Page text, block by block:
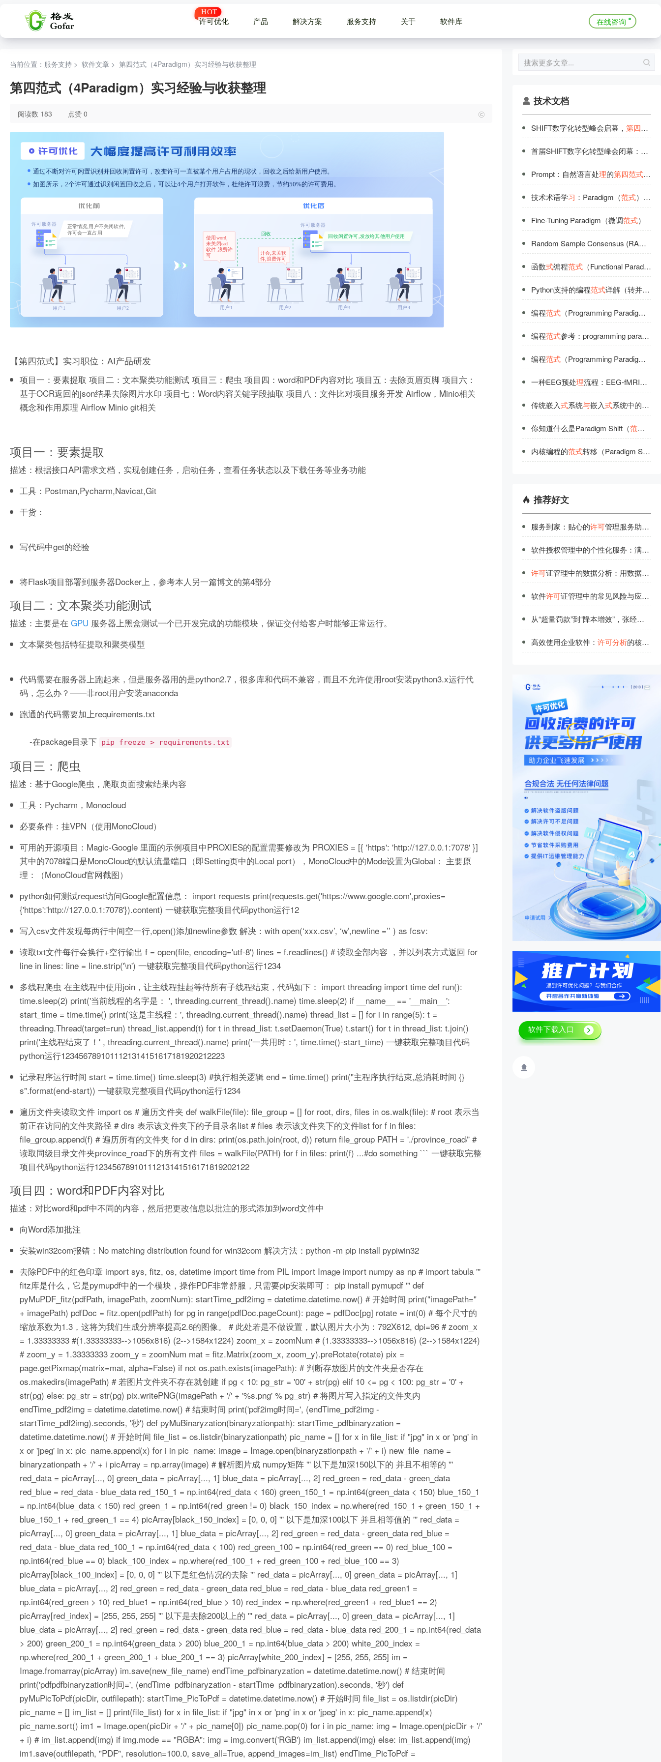
许可优化 产品 解决方案 服务支持 关于 软件库 在线咨询
当前位置：服务支持 > 软件文章 > 第四范式（4Paradigm）实习经验与收获整理
第四范式（4Paradigm）实习经验与收获整理
阅读数 183 点赞 0
【第四范式】实习职位：AI产品研发
项目一：要素提取 项目二：文本聚类功能测试 项目三：爬虫 项目四：word和PDF内容对比 项目五：去除页眉页脚 项目六：
基于OCR返回的json结果去除图片水印 项目七：Word内容关键字段抽取 项目八：文件比对项目服务开发 Airflow，Minio相关
概念和作用原理 Airflow Minio git相关
项目一：要素提取
描述：根据接口API需求文档，实现创建任务，启动任务，查看任务状态以及下载任务等业务功能
工具：Postman,Pycharm,Navicat,Git
干货：
写代码中get的经验
将Flask项目部署到服务器Docker上，参考本人另一篇博文的第4部分
项目二：文本聚类功能测试
描述：主要是在 GPU 服务器上黑盒测试一个已开发完成的功能模块，保证交付给客户时能够正常运行。
文本聚类包括特征提取和聚类模型
代码需要在服务器上跑起来，但是服务器用的是python2.7，很多库和代码不兼容，而且不允许使用root安装python3.x运行代
码，怎么办？——非root用户安装anaconda
跑通的代码需要加上requirements.txt
-在package目录下 pip freeze > requirements.txt
项目三：爬虫
描述：基于Google爬虫，爬取页面搜索结果内容
工具：Pycharm，Monocloud
必要条件：挂VPN（使用MonoCloud）
可用的开源项目：Magic-Google 里面的示例项目中PROXIES的配置需要修改为 PROXIES = [{ 'https': 'http://127.0.0.1:7078' }]
其中的7078端口是MonoCloud的默认流量端口（即Setting页中的Local port），MonoCloud中的Mode设置为Global： 主要原
理：（MonoCloud官网截图）
python如何测试request访问Google配置信息： import requests print(requests.get('https://www.google.com',proxies=
{'https':'http://127.0.0.1:7078'}).content) 一键获取完整项目代码python运行12
写入csv文件发现每两行中间空一行,open()添加newline参数 解决：with open(‘xxx.csv’, ‘w’,newline =’’ ) as fcsv:
读取txt文件每行会换行+空行输出 f = open(file, encoding='utf-8') lines = f.readlines() # 读取全部内容 ，并以列表方式返回 for
line in lines: line = line.strip('\n') 一键获取完整项目代码python运行1234
多线程爬虫 在主线程中使用join，让主线程挂起等待所有子线程结束，代码如下： import threading import time def run():
time.sleep(2) print('当前线程的名字是： ', threading.current_thread().name) time.sleep(2) if __name__ == '__main__':
start_time = time.time() print('这是主线程：', threading.current_thread().name) thread_list = [] for i in range(5): t =
threading.Thread(target=run) thread_list.append(t) for t in thread_list: t.setDaemon(True) t.start() for t in thread_list: t.join()
print('主线程结束了！' , threading.current_thread().name) print('一共用时：', time.time()-start_time) 一键获取完整项目代码
python运行1234567891011121314151617181920212223
记录程序运行时间 start = time.time() time.sleep(3) #执行相关逻辑 end = time.time() print("主程序执行结束,总消耗时间 {}
s".format(end-start)) 一键获取完整项目代码python运行1234
遍历文件夹读取文件 import os # 遍历文件夹 def walkFile(file): file_group = [] for root, dirs, files in os.walk(file): # root 表示当
前正在访问的文件夹路径 # dirs 表示该文件夹下的子目录名list # files 表示该文件夹下的文件list for f in files:
file_group.append(f) # 遍历所有的文件夹 for d in dirs: print(os.path.join(root, d)) return file_group PATH = './province_road/' #
读取同级目录文件夹province_road下的所有文件 files = walkFile(PATH) for f in files: print(f) ...#do something ``` 一键获取完整
项目代码python运行12345678910111213141516171819202122
项目四：word和PDF内容对比
描述：对比word和pdf中不同的内容，然后把更改信息以批注的形式添加到word文件中
向Word添加批注
安装win32com报错：No matching distribution found for win32com 解决方法：python -m pip install pypiwin32
去除PDF中的红色印章 import sys, fitz, os, datetime import time from PIL import Image import numpy as np # import tabula '''
fitz库是什么，它是pymupdf中的一个模块，操作PDF非常舒服，只需要pip安装即可： pip install pymupdf ''' def
pyMuPDF_fitz(pdfPath, imagePath, zoomNum): startTime_pdf2img = datetime.datetime.now() # 开始时间 print("imagePath="
+ imagePath) pdfDoc = fitz.open(pdfPath) for pg in range(pdfDoc.pageCount): page = pdfDoc[pg] rotate = int(0) # 每个尺寸的
缩放系数为1.3，这将为我们生成分辨率提高2.6的图像。 # 此处若是不做设置，默认图片大小为：792X612, dpi=96 # zoom_x
= 1.33333333 #(1.33333333-->1056x816) (2-->1584x1224) zoom_x = zoomNum # (1.33333333-->1056x816) (2-->1584x1224)
# zoom_y = 1.33333333 zoom_y = zoomNum mat = fitz.Matrix(zoom_x, zoom_y).preRotate(rotate) pix =
page.getPixmap(matrix=mat, alpha=False) if not os.path.exists(imagePath): # 判断存放图片的文件夹是否存在
os.makedirs(imagePath) # 若图片文件夹不存在就创建 if pg < 10: pg_str = '00' + str(pg) elif 10 <= pg < 100: pg_str = '0' +
str(pg) else: pg_str = str(pg) pix.writePNG(imagePath + '/' + '%s.png' % pg_str) # 将图片写入指定的文件夹内
endTime_pdf2img = datetime.datetime.now() # 结束时间 print('pdf2img时间=', (endTime_pdf2img -
startTime_pdf2img).seconds, '秒') def pyMuBinaryzation(binaryzationpath): startTime_pdfbinaryzation =
datetime.datetime.now() # 开始时间 file_list = os.listdir(binaryzationpath) pic_name = [] for x in file_list: if "jpg" in x or 'png' in
x or 'jpeg' in x: pic_name.append(x) for i in pic_name: image = Image.open(binaryzationpath + '/' + i) new_file_name =
binaryzationpath + '/' + i picArray = np.array(image) # 解析图片成 numpy矩阵 ''' 以下是加深150以下的 并且不相等的 '''
red_data = picArray[..., 0] green_data = picArray[..., 1] blue_data = picArray[..., 2] red_green = red_data - green_data
red_blue = red_data - blue_data red_150_1 = np.int64(red_data < 160) green_150_1 = np.int64(green_data < 150) blue_150_1
= np.int64(blue_data < 150) red_green_1 = np.int64(red_green != 0) black_150_index = np.where(red_150_1 + green_150_1 +
blue_150_1 + red_green_1 == 4) picArray[black_150_index] = [0, 0, 0] ''' 以下是加深100以下 并且相等值的 ''' red_data =
picArray[..., 0] green_data = picArray[..., 1] blue_data = picArray[..., 2] red_green = red_data - green_data red_blue =
red_data - blue_data red_100_1 = np.int64(red_data < 100) red_green_100 = np.int64(red_green == 0) red_blue_100 =
np.int64(red_blue == 0) black_100_index = np.where(red_100_1 + red_green_100 + red_blue_100 == 3)
picArray[black_100_index] = [0, 0, 0] ''' 以下是红色情况的去除 ''' red_data = picArray[..., 0] green_data = picArray[..., 1]
blue_data = picArray[..., 2] red_green = red_data - green_data red_blue = red_data - blue_data red_green1 =
np.int64(red_green > 10) red_blue1 = np.int64(red_blue > 10) red_index = np.where(red_green1 + red_blue1 == 2)
picArray[red_index] = [255, 255, 255] ''' 以下是去除200以上的 ''' red_data = picArray[..., 0] green_data = picArray[..., 1]
blue_data = picArray[..., 2] red_green = red_data - green_data red_blue = red_data - blue_data red_200_1 = np.int64(red_data
> 200) green_200_1 = np.int64(green_data > 200) blue_200_1 = np.int64(blue_data > 200) white_200_index =
np.where(red_200_1 + green_200_1 + blue_200_1 == 3) picArray[white_200_index] = [255, 255, 255] im =
Image.fromarray(picArray) im.save(new_file_name) endTime_pdfbinaryzation = datetime.datetime.now() # 结束时间
print('pdfpdfbinaryzation时间=', (endTime_pdfbinaryzation - startTime_pdfbinaryzation).seconds, '秒') def
pyMuPicToPdf(picDir, outfilepath): startTime_PicToPdf = datetime.datetime.now() # 开始时间 file_list = os.listdir(picDir)
pic_name = [] im_list = [] print(file_list) for x in file_list: if "jpg" in x or 'png' in x or 'jpeg' in x: pic_name.append(x)
pic_name.sort() im1 = Image.open(picDir + '/' + pic_name[0]) pic_name.pop(0) for i in pic_name: img = Image.open(picDir + '/'
+ i) # im_list.append(img) if img.mode == "RGBA": img = img.convert('RGB') im_list.append(img) else: im_list.append(img)
im1.save(outfilepath, "PDF", resolution=100.0, save_all=True, append_images=im_list) endTime_PicToPdf =
技术文档
SHIFT数字化转型峰会启幕， 第四范
首届SHIFT数字化转型峰会闭幕：
第
Prompt：自然语言处理的第四范式（
技术术语学习 ：Paradigm（范式）详解
Fine-Tuning Paradigm（微调范式）
Random Sample Consensus (RANSAC)：模型拟合的
函数式编程范式（Functional Paradigm）简述
Python支持的编程范式详解（转并修改）：Python编程
编程范式（Programming Paradigm）详解
编程范式参考：programming paradigm详解
编程范式（Programming Paradigm）全面解读
一种EEG预处理流程：EEG-fMRI范
传统嵌入式系统与嵌入式系统中的范
你知道什么是Paradigm Shift（范式
内核编程的范式转移（Paradigm Shifts in Kernel Programming）
推荐好文
服务到家：贴心的许可管理服务助力企业高效运营
软件授权管理中的个性化服务：满足不同场景需求
许可证管理中的数据分析：用数据说话的管理智慧
软件许可证管理中的常见风险与应对策略
从“超量罚款”到“降本增效”，张经理的License
高效使用企业软件： 许可分析的核心指标解读